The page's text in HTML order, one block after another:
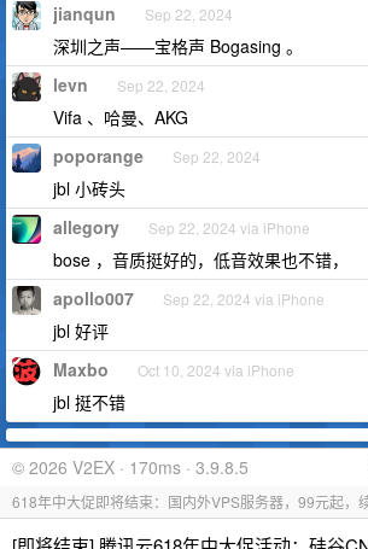
jianqun Sep 22, 2024
深圳之声——宝格声 Bogasing 。
levn Sep 22, 2024
Vifa 、哈曼、AKG
poporange Sep 22, 2024
jbl 小砖头
allegory Sep 22, 2024 via iPhone
bose ，音质挺好的，低音效果也不错，
apollo007 Sep 22, 2024 via iPhone
jbl 好评
Maxbo Oct 10, 2024 via iPhone
jbl 挺不错
© 2026 V2EX · 170ms · 3.9.8.5
618年中大促即将结束：国内外VPS服务器，99元起，